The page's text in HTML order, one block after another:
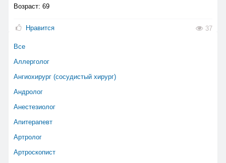
Возраст: 69
Нравится 37
Все
Аллерголог
Ангиохирург (сосудистый хирург)
Андролог
Анестезиолог
Апитерапевт
Артролог
Артроскопист